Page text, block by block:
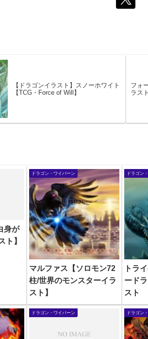
【ドラゴンイラスト】スノーホワイト
【TCG・Force of Will】
フォ
ラスト
身が
ト】
ドラゴン・ワイバーン
マルファス【ソロモン72
柱/世界のモンスターイラ
スト】
ドラゴン
トラ
ード
スト
ドラゴン・ワイバーン ドラゴン